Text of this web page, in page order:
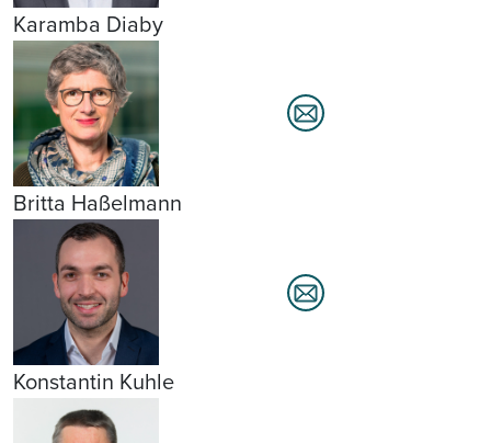
Karamba Diaby
Britta Haßelmann
Konstantin Kuhle